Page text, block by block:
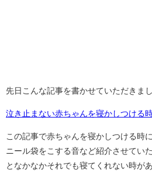
先日こんな記事を書かせていただきまし
泣き止まない赤ちゃんを寝かしつける
この記事で赤ちゃんを寝かしつける時
ニール袋をこする音など紹介させてい
となかなかそれでも寝てくれない時が